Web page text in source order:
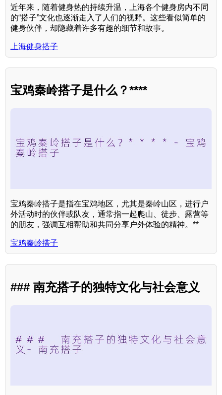
近年来，随着健身热的持续升温，上海各个健身房内不同
的“搭子”文化也逐渐走入了人们的视野。这些看似简单的
健身伙伴，却隐藏着许多有趣的细节和故事。
上海健身搭子
宝鸡秦岭搭子是什么？****
宝鸡秦岭搭子是指在宝鸡地区，尤其是秦岭山区，进行户
外活动时的伙伴或队友，通常指一起爬山、徒步、露营等
的朋友，强调互相帮助和共同分享户外体验的精神。**
宝鸡秦岭搭子
### 南充搭子的独特文化与社会意义